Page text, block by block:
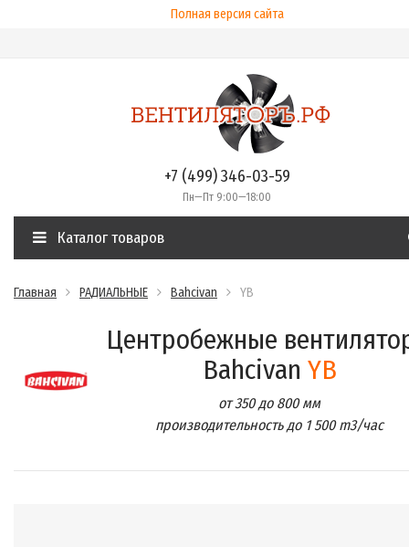
Полная версия сайта
+7 (499) 346-03-59
Пн—Пт 9:00—18:00
Каталог товаров
Главная РАДИАЛЬНЫЕ Bahcivan YB
Центробежные
Bahcivan YB
от 350 до 800 мм
производительность до 1 500 m3/час